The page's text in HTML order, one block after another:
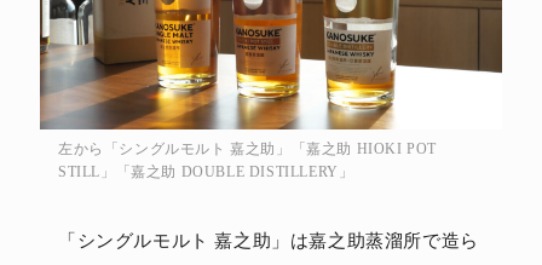
左から「シングルモルト 嘉之助」「嘉之助 HIOKI POT
STILL」「嘉之助 DOUBLE DISTILLERY」
「シングルモルト 嘉之助」は嘉之助蒸溜所で造ら